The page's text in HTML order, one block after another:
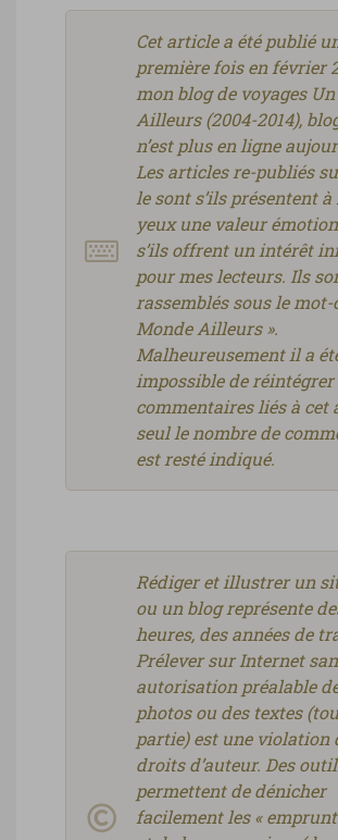
Cet article a été publié
première fois en février
mon blog de voyages
Ailleurs (2004-2014),
n’est plus en ligne
Les articles re-publiés
le sont s’ils présentent à
yeux une valeur
s’ils offrent un intérêt
pour mes lecteurs. Ils
rassemblés sous le mot-
Monde Ailleurs ».
Malheureusement il a
impossible de réintégrer
commentaires liés à cet
seul le nombre de
est resté indiqué.
Rédiger et illustrer un
ou un blog représente
heures, des années de
Prélever sur Internet
autorisation préalable
photos ou des textes
partie) est une violation
droits d’auteur. Des
permettent de dénicher
facilement les «